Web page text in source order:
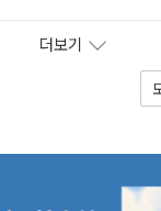
더보기